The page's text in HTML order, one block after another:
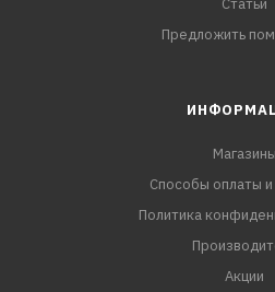
Статьи
Предложить
Магазины
Способы оплаты и
Политика
Акции